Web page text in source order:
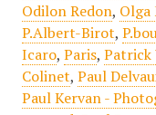
Odilon Redon, Olga
P.Albert-Birot,
Icaro, Paris, Patrick
Colinet, Paul
Paul Kervan -